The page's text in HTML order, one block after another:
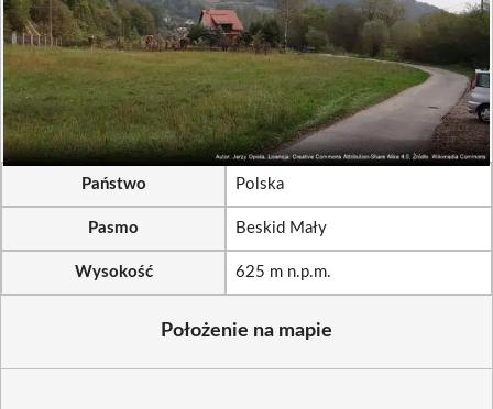
Państwo Polska
Pasmo Beskid Mały
Wysokość 625 m n.p.m.
Położenie na mapie